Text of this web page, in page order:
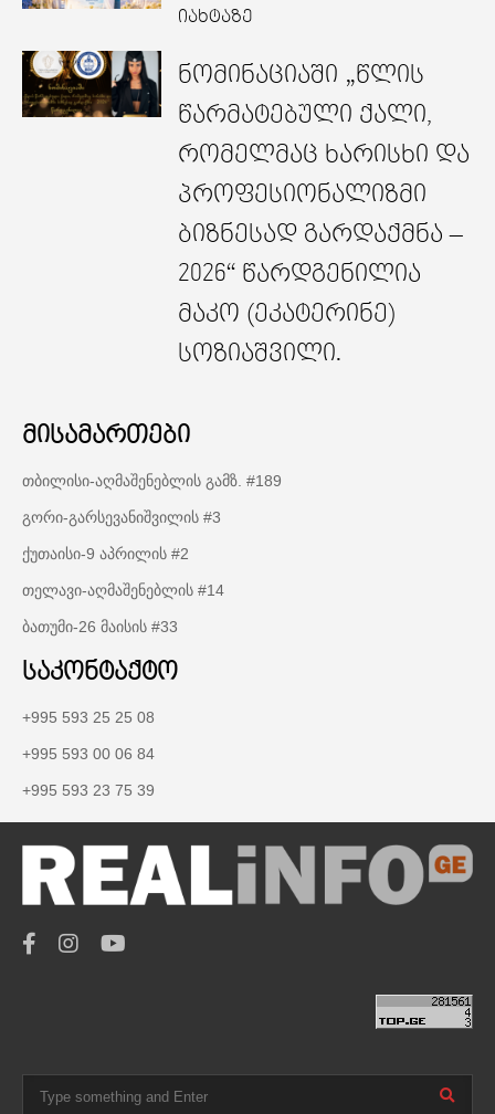
იახტაზე
ნომინაციაში „წლის
წარმატებული ქალი,
რომელმაც ხარისხი და
პროფესიონალიზმი
ბიზნესად გარდაქმნა –
2026“ წარდგენილია
მაკო (ეკატერინე)
სოზიაშვილი.
მისამართები
თბილისი-აღმაშენებლის გამზ. #189
გორი-გარსევანიშვილის #3
ქუთაისი-9 აპრილის #2
თელავი-აღმაშენებლის #14
ბათუმი-26 მაისის #33
საკონტაქტო
+995 593 25 25 08
+995 593 00 06 84
+995 593 23 75 39